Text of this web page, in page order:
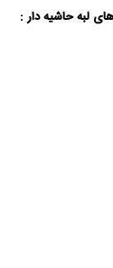
لبه حاشیه دار :